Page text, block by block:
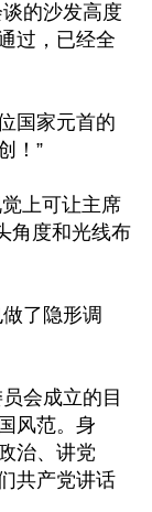
的沙发高度
过，已经全
国家元首的
！”
上可让主席
角度和光线布
了隐形调
会成立的目
风范。身
治、讲党
共产党讲话